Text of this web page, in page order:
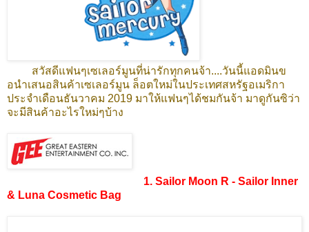
สวัสดีแฟนๆเซเลอร์มูนที่น่ารักทุกคนจ้า....วันนี้แอดมินข
อนำเสนอสินค้าเซเลอร์มูน ล็อตใหม่ในประเทศสหรัฐอเมริกา
ประจำเดือนธันวาคม 2019 มาให้แฟนๆได้ชมกันจ้า มาดูกันซิว่า
จะมีสินค้าอะไรใหม่ๆบ้าง
1. Sailor Moon R - Sailor Inner
& Luna Cosmetic Bag